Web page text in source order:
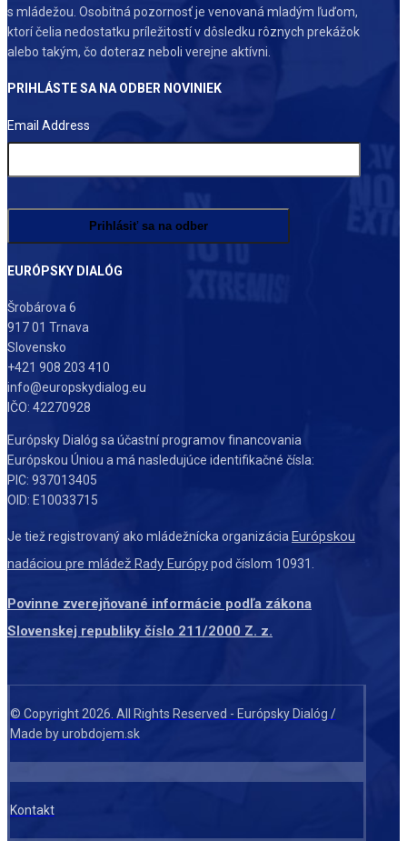
s mládežou. Osobitná pozornosť je venovaná mladým ľuďom,
ktorí čelia nedostatku príležitostí v dôsledku rôznych prekážok
alebo takým, čo doteraz neboli verejne aktívni.
PRIHLÁSTE SA NA ODBER NOVINIEK
Email Address
EURÓPSKY DIALÓG
Šrobárova 6
917 01 Trnava
Slovensko
+421 908 203 410
info@europskydialog.eu
IČO: 42270928
Európsky Dialóg sa účastní programov financovania
Európskou Úniou a má nasledujúce identifikačné čísla:
PIC: 937013405
OID: E10033715
Je tiež registrovaný ako mládežnícka organizáciaEurópskou
nadáciou pre mládež Rady Európypod číslom 10931.
Povinne zverejňované informácie podľa zákona
Slovenskej republiky číslo 211/2000 Z. z.
© Copyright 2026. All Rights Reserved - Európsky Dialóg /
Made by urobdojem.sk
Kontakt